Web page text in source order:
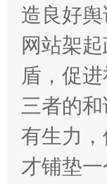
造良好
网站架
盾，促
三者的
有生力
才铺垫